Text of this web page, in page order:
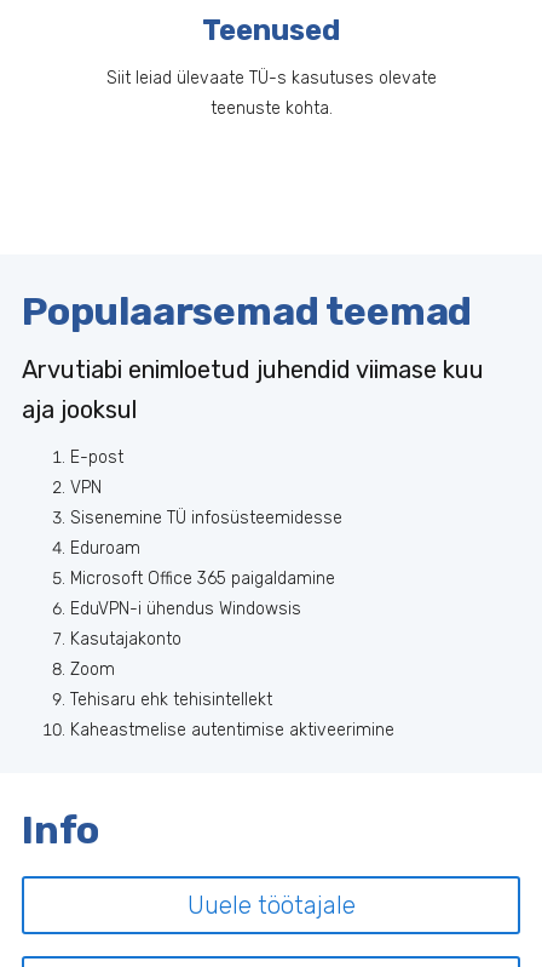
Teenused
Siit leiad ülevaate TÜ-s kasutuses olevate
teenuste kohta.
Populaarsemad teemad
Arvutiabi enimloetud juhendid viimase kuu
aja jooksul
E-post
VPN
Sisenemine TÜ infosüsteemidesse
Eduroam
Microsoft Office 365 paigaldamine
EduVPN-i ühendus Windowsis
Kasutajakonto
Zoom
Tehisaru ehk tehisintellekt
Kaheastmelise autentimise aktiveerimine
Info
Uuele töötajale